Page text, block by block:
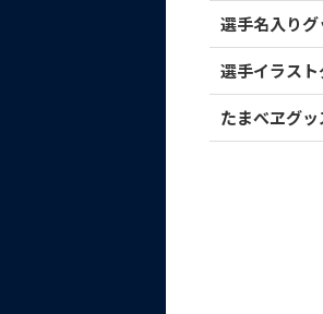
選手名入りグ
選手イラス
たまべヱグッ